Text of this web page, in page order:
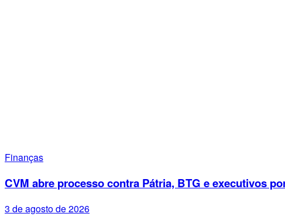
Finanças
CVM abre processo contra Pátria, BTG e executivos
3 de agosto de 2026